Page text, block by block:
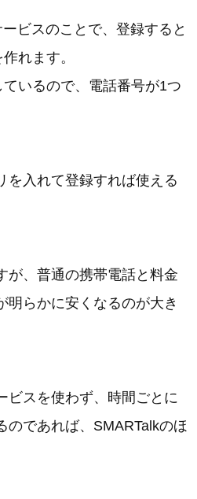
ビスのことで、登録すると
作れます。
いるので、電話番号が1つ
を入れて登録すれば使える
が、普通の携帯電話と料金
明らかに安くなるのが大き
ビスを使わず、時間ごとに
のであれば、SMARTalkのほ